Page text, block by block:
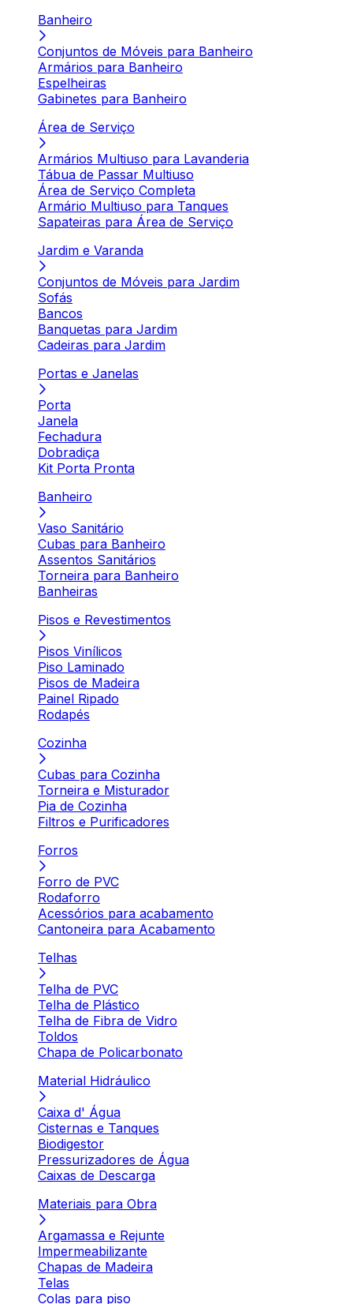
Banheiro
Conjuntos de Móveis para Banheiro
Armários para Banheiro
Espelheiras
Gabinetes para Banheiro
Área de Serviço
Armários Multiuso para Lavanderia
Tábua de Passar Multiuso
Área de Serviço Completa
Armário Multiuso para Tanques
Sapateiras para Área de Serviço
Jardim e Varanda
Conjuntos de Móveis para Jardim
Sofás
Bancos
Banquetas para Jardim
Cadeiras para Jardim
Portas e Janelas
Porta
Janela
Fechadura
Dobradiça
Kit Porta Pronta
Banheiro
Vaso Sanitário
Cubas para Banheiro
Assentos Sanitários
Torneira para Banheiro
Banheiras
Pisos e Revestimentos
Pisos Vinílicos
Piso Laminado
Pisos de Madeira
Painel Ripado
Rodapés
Cozinha
Cubas para Cozinha
Torneira e Misturador
Pia de Cozinha
Filtros e Purificadores
Forros
Forro de PVC
Rodaforro
Acessórios para acabamento
Cantoneira para Acabamento
Telhas
Telha de PVC
Telha de Plástico
Telha de Fibra de Vidro
Toldos
Chapa de Policarbonato
Material Hidráulico
Caixa d' Água
Cisternas e Tanques
Biodigestor
Pressurizadores de Água
Caixas de Descarga
Materiais para Obra
Argamassa e Rejunte
Impermeabilizante
Chapas de Madeira
Telas
Colas para piso